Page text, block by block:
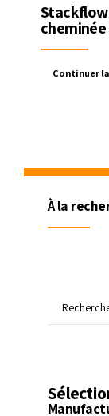
Continuer
À la